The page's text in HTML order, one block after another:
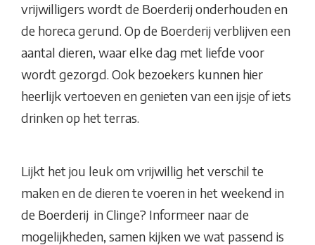
vrijwilligers wordt de Boerderij onderhouden en
de horeca gerund. Op de Boerderij verblijven een
aantal dieren, waar elke dag met liefde voor
wordt gezorgd. Ook bezoekers kunnen hier
heerlijk vertoeven en genieten van een ijsje of iets
drinken op het terras.
Lijkt het jou leuk om vrijwillig het verschil te
maken en de dieren te voeren in het weekend in
de Boerderij in Clinge? Informeer naar de
mogelijkheden, samen kijken we wat passend is